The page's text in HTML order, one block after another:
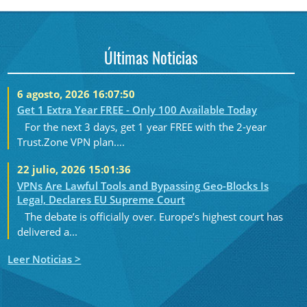
Últimas Noticias
6 agosto, 2026 16:07:50
Get 1 Extra Year FREE - Only 100 Available Today
For the next 3 days, get 1 year FREE with the 2-year
Trust.Zone VPN plan....
22 julio, 2026 15:01:36
VPNs Are Lawful Tools and Bypassing Geo-Blocks Is
Legal, Declares EU Supreme Court
The debate is officially over. Europe’s highest court has
delivered a...
Leer Noticias >